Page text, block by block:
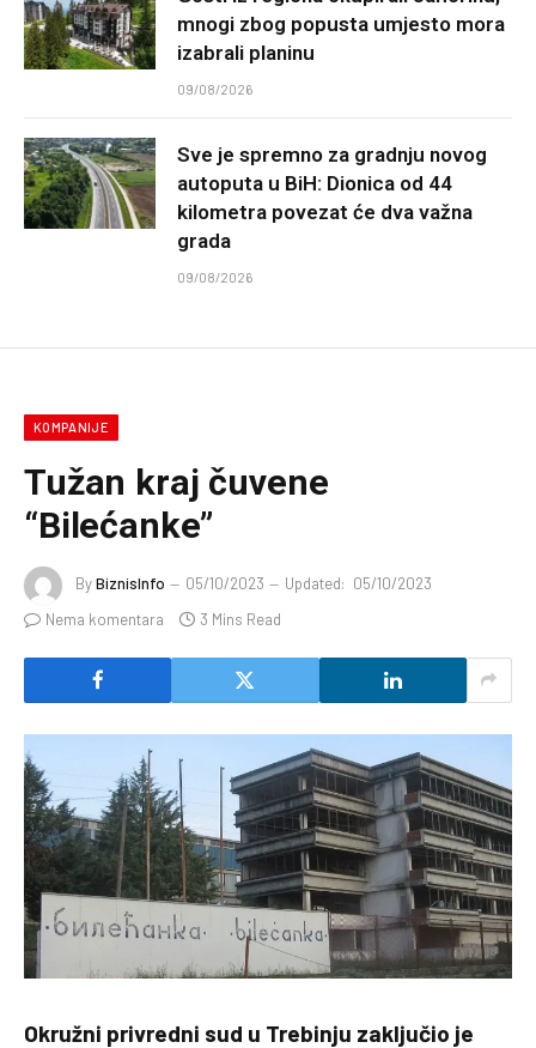
mnogi zbog popusta umjesto mora
izabrali planinu
09/08/2026
Sve je spremno za gradnju novog
autoputa u BiH: Dionica od 44
kilometra povezat će dva važna
grada
09/08/2026
KOMPANIJE
Tužan kraj čuvene
“Bilećanke”
ByBiznisInfo 05/10/2023 Updated: 05/10/2023
Nema komentara
3 Mins Read
Okružni privredni sud u Trebinju zaključio je